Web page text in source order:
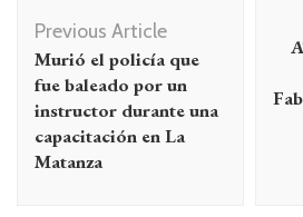
de
entradas
Previous Article
Murió el policía que
fue baleado por un
instructor durante una
capacitación en La
Matanza